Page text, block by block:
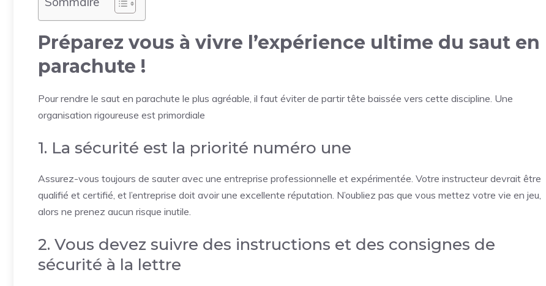
Préparez vous à vivre l’expérience ultime du saut en
parachute !
Pour rendre le saut en parachute le plus agréable, il faut éviter de partir tête baissée vers cette discipline. Une
organisation rigoureuse est primordiale
1. La sécurité est la priorité numéro une
Assurez-vous toujours de sauter avec une entreprise professionnelle et expérimentée. Votre instructeur devrait être
qualifié et certifié, et l’entreprise doit avoir une excellente réputation. N’oubliez pas que vous mettez votre vie en jeu,
alors ne prenez aucun risque inutile.
2. Vous devez suivre des instructions et des consignes de
sécurité à la lettre